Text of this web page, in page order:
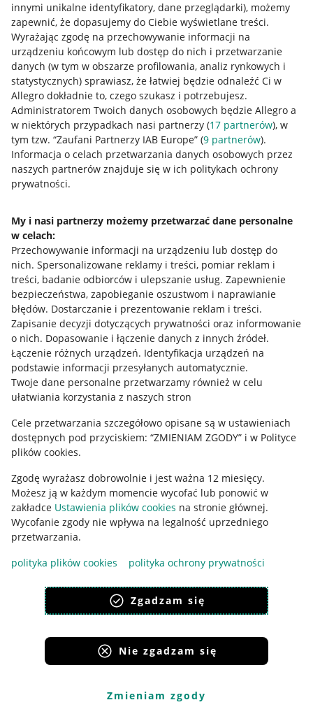
innymi unikalne identyfikatory, dane przeglądarki), możemy
zapewnić, że dopasujemy do Ciebie wyświetlane treści.
Wyrażając zgodę na przechowywanie informacji na
urządzeniu końcowym lub dostęp do nich i przetwarzanie
danych (w tym w obszarze profilowania, analiz rynkowych i
statystycznych) sprawiasz, że łatwiej będzie odnaleźć Ci w
Allegro dokładnie to, czego szukasz i potrzebujesz.
Administratorem Twoich danych osobowych będzie Allegro a
w niektórych przypadkach nasi partnerzy (17 partnerów), w
tym tzw. “Zaufani Partnerzy IAB Europe” (9 partnerów).
Informacja o celach przetwarzania danych osobowych przez
naszych partnerów znajduje się w ich politykach ochrony
prywatności.
My i nasi partnerzy możemy przetwarzać dane personalne
w celach:
Przechowywanie informacji na urządzeniu lub dostęp do
nich. Spersonalizowane reklamy i treści, pomiar reklam i
treści, badanie odbiorców i ulepszanie usług. Zapewnienie
bezpieczeństwa, zapobieganie oszustwom i naprawianie
błędów. Dostarczanie i prezentowanie reklam i treści.
Zapisanie decyzji dotyczących prywatności oraz informowanie
o nich. Dopasowanie i łączenie danych z innych źródeł.
Łączenie różnych urządzeń. Identyfikacja urządzeń na
podstawie informacji przesyłanych automatycznie.
Twoje dane personalne przetwarzamy również w celu
ułatwiania korzystania z naszych stron
Cele przetwarzania szczegółowo opisane są w ustawieniach
dostępnych pod przyciskiem: “ZMIENIAM ZGODY” i w Polityce
plików cookies.
Zgodę wyrażasz dobrowolnie i jest ważna 12 miesięcy.
Możesz ją w każdym momencie wycofać lub ponowić w
zakładce Ustawienia plików cookies na stronie głównej.
Wycofanie zgody nie wpływa na legalność uprzedniego
przetwarzania.
polityka plików cookies
polityka ochrony prywatności
Zgadzam się
Nie zgadzam się
Zmieniam zgody
Przydatne informacje
Jak to działa
Allegro Gadane dla sprzedających
Allegro Gadane dla kupujących
Mapa miejscowości
Informacje prawne
Regulamin
Polityka plików "cookies"
Ustawienia plików "cookies"
Udostępnianie lokalizacji
Informacje dla Aktu o Usługach Cyfrowych
Pobierz aplikację
Korzystanie z serwisu oznacza akceptacjęregulaminu